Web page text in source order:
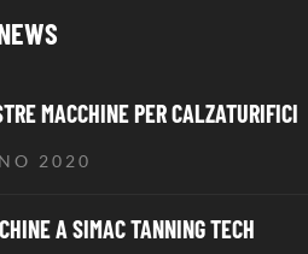
MACCHINE PER CALZATURIFICI
2020
A SIMAC TANNING TECH